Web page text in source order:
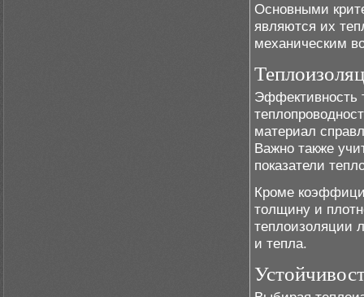
Основными
являются их
механическим
Эффективность
материал
Важно также
показатели
Кроме
толщину и
теплоизоляции
и тепла.